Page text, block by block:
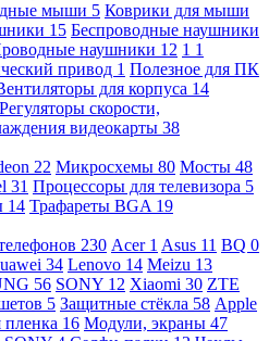
мыши 5 Коврики для мыши
15 Беспроводные наушники
наушники 12 1 1
привод 1 Полезное для ПК
для корпуса 14
Регуляторы скорости,
видеокарты 38
22 Микросхемы 80 Мосты 48
31 Процессоры для телевизора 5
14 Трафареты BGA 19
230 Acer 1 Asus 11 BQ 0
34 Lenovo 14 Meizu 13
56 SONY 12 Xiaomi 30 ZTE
5 Защитные стёкла 58 Apple
пленка 16 Модули, экраны 47